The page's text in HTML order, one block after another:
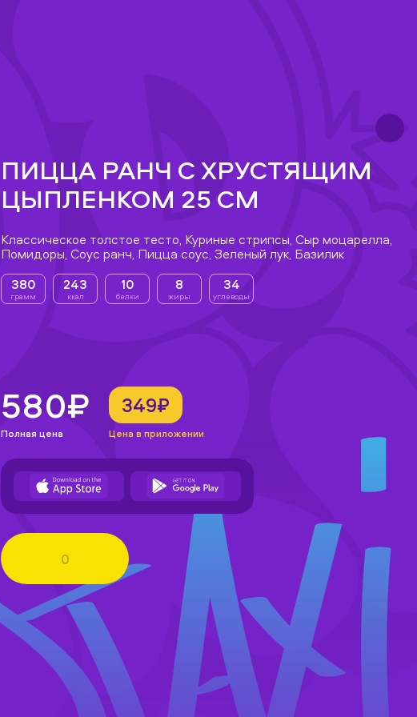
ПИЦЦА РАНЧ С ХРУСТЯЩИМ
ЦЫПЛЕНКОМ 25 СМ
Классическое толстое тесто, Куриные стрипсы, Сыр моцарелла,
Помидоры, Соус ранч, Пицца соус, Зеленый лук, Базилик
380
грамм
243
ккал
10
белки
8
жиры
34
углеводы
580₽
Полная цена
349₽
Цена в приложении
0